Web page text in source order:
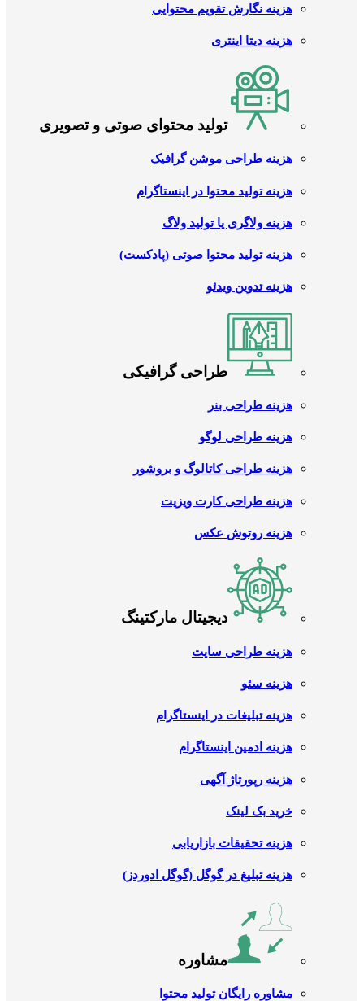
هزینه نگارش تقویم محتوایی
هزینه دیتا اینتری
تولید محتوای صوتی و تصویری
هزینه طراحی موشن گرافیک
هزینه تولید محتوا در اینستاگرام
هزینه ولاگری یا تولید ولاگ
هزینه تولید محتوا صوتی (پادکست)
هزینه تدوین ویدئو
طراحی گرافیکی
هزینه طراحی بنر
هزینه طراحی لوگو
هزینه طراحی کاتالوگ و بروشور
هزینه طراحی کارت ویزیت
هزینه روتوش عکس
دیجیتال مارکتینگ
هزینه طراحی سایت
هزینه سئو
هزینه تبلیغات در اینستاگرام
هزینه ادمین اینستاگرام
هزینه رپورتاژ آگهی
خرید بک لینک
هزینه تحقیقات بازاریابی
هزینه تبلیغ در گوگل (گوگل ادوردز)
مشاوره
مشاوره رایگان تولید محتوا